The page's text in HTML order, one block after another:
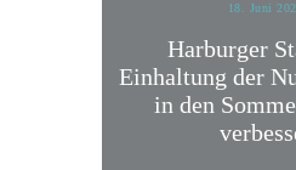
18. Juni
Harburger
Einhaltung der
in den